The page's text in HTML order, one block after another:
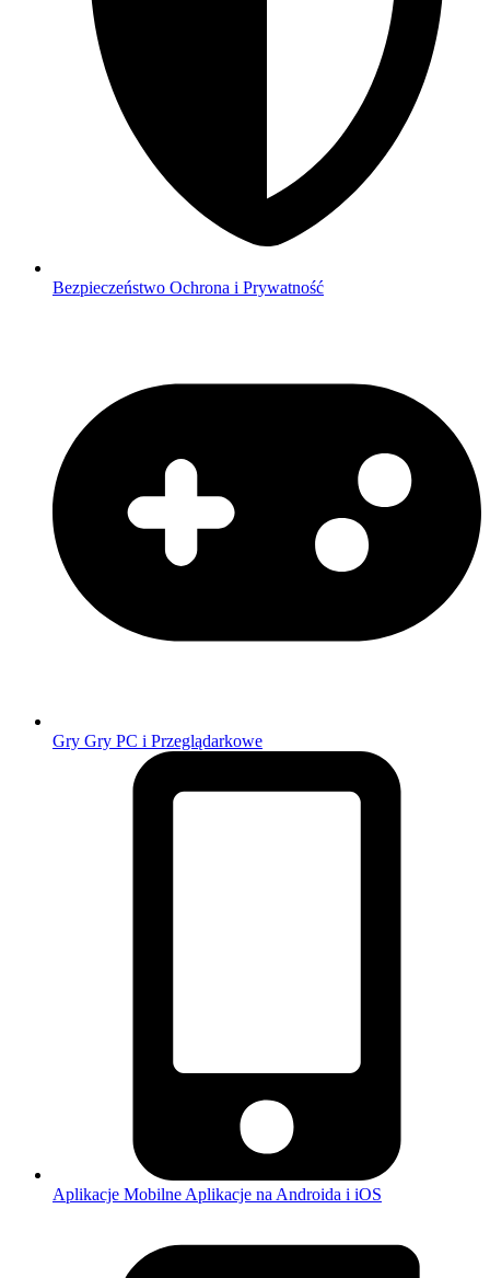
Bezpieczeństwo Ochrona i Prywatność
Gry Gry PC i Przeglądarkowe
Aplikacje Mobilne Aplikacje na Androida i iOS